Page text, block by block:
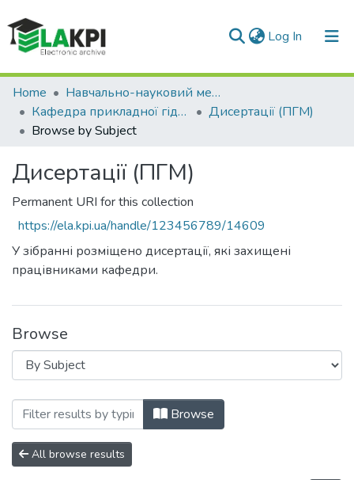
Log In (current)
Communities & Collections
All of DSpace
Home
Навчально-науковий механіко-машинобудівний інститут (НН ММІ)
Кафедра прикладної гідроаеромеханіки і механотроніки (ПГМ)
Дисертації (ПГМ)
Browse by Subject
Дисертації (ПГМ)
Permanent URI for this collection
https://ela.kpi.ua/handle/123456789/14609
У зібранні розміщено дисертації, які захищені
працівниками кафедри.
Browse
Browsing Дисертації (ПГМ) by Subject
Browse
All browse results